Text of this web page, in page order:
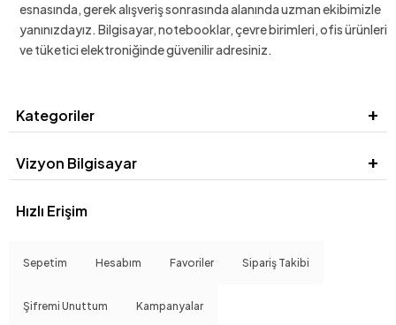
esnasında, gerek alışveriş sonrasında alanında uzman ekibimizle
yanınızdayız. Bilgisayar, notebooklar, çevre birimleri, ofis ürünleri
ve tüketici elektroniğinde güvenilir adresiniz.
Kategoriler
Vizyon Bilgisayar
Hızlı Erişim
Sepetim Hesabım Favoriler Sipariş Takibi
Şifremi Unuttum Kampanyalar